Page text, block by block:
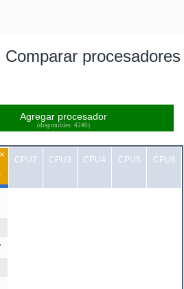
Comparar procesadores
Agregar procesador
(disponibles: 4240)
× CPU2 CPU3 CPU4 CPU5 CPU6